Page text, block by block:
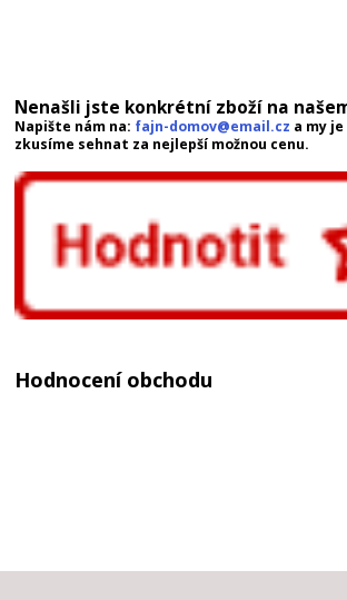
Nenašli jste konkrétní zboží na
Napište nám na: fajn-domov@email.cz a my
zkusíme sehnat za nejlepší možnou cenu.
Hodnocení obchodu